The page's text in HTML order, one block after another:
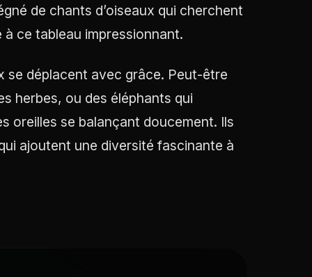
de chants d’oiseaux qui cherchent
ce tableau impressionnant.
se déplacent avec grâce. Peut-être
herbes, ou des éléphants qui
oreilles se balançant doucement. Ils
ajoutent une diversité fascinante à